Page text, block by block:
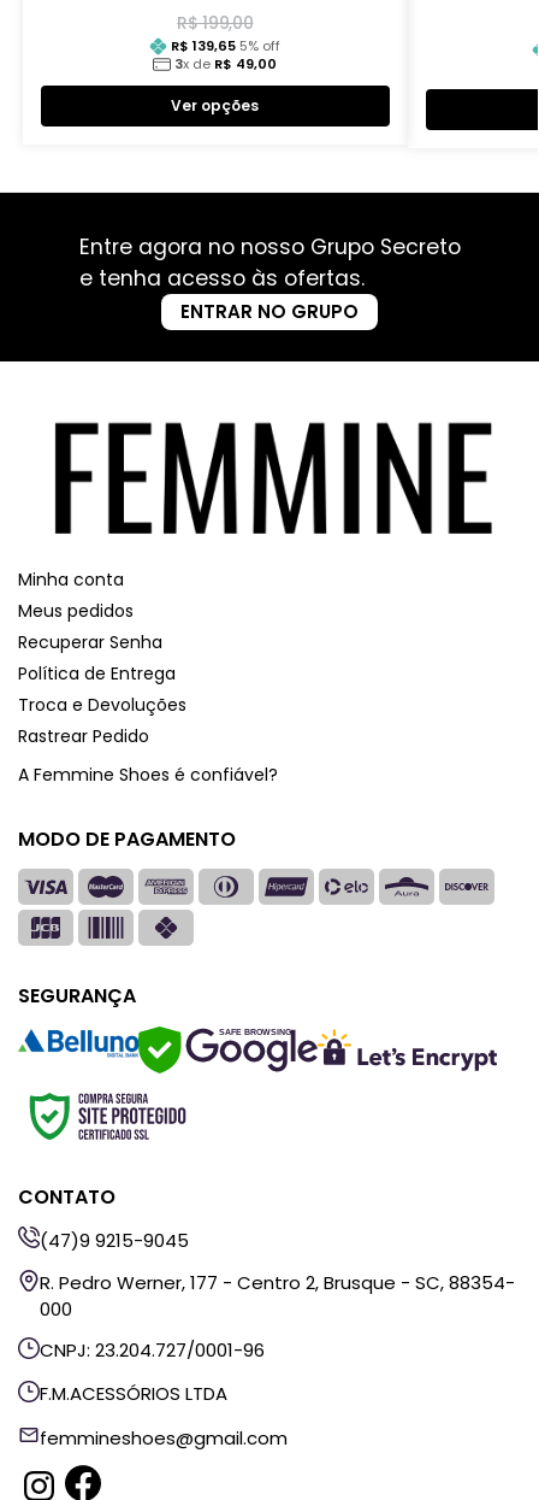
R$199,00
R$ 139,65 5% off
3x de R$ 49,00
Ver opções
Entre agora no nosso Grupo Secreto
e tenha acesso às ofertas.
ENTRAR NO GRUPO
Minha conta
Meus pedidos
Recuperar Senha
Política de Entrega
Troca e Devoluções
Rastrear Pedido
A Femmine Shoes é confiável?
MODO DE PAGAMENTO
SEGURANÇA
SAFE BROWSING
CONTATO
(47)9 9215-9045
R. Pedro Werner, 177 - Centro 2, Brusque - SC, 88354-
000
CNPJ: 23.204.727/0001-96
F.M.ACESSÓRIOS LTDA
femmineshoes@gmail.com